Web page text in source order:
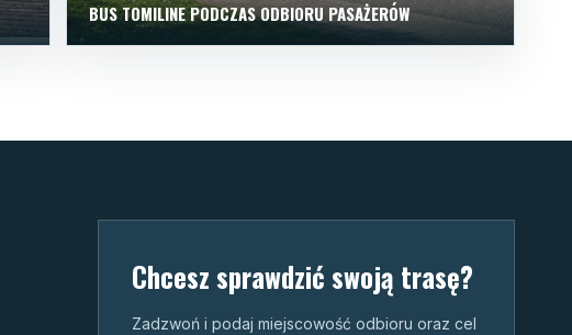
BUS TOMILINE PODCZAS ODBIORU PASAŻERÓW
Chcesz sprawdzić swoją trasę?
Zadzwoń i podaj miejscowość odbioru oraz cel